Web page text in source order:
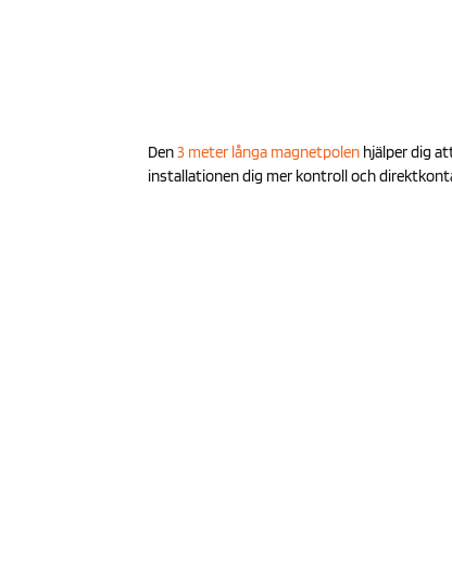
Den3 meter långa magnetpolen hjälper dig
installationen dig mer kontroll och